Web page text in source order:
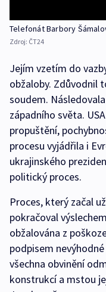
Telefonát Barbory
Zdroj: ČT24
Jejím vzetím do
obžaloby. Zdůvodnil
soudem.
západního světa.
propuštění,
procesu vyjádřila i
ukrajinského
politický proces.
Proces, který začal
pokračoval
obžalována z
podpisem
všechna obvinění
konstrukcí a mstou